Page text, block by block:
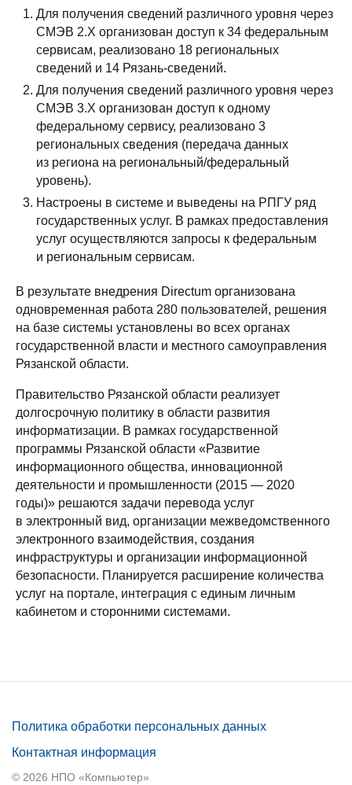
Для получения сведений различного уровня через
СМЭВ 2.X организован доступ к 34 федеральным
сервисам, реализовано 18 региональных
сведений и 14 Рязань-сведений.
Для получения сведений различного уровня через
СМЭВ 3.X организован доступ к одному
федеральному сервису, реализовано 3
региональных сведения (передача данных
из региона на региональный/федеральный
уровень).
Настроены в системе и выведены на РПГУ ряд
государственных услуг. В рамках предоставления
услуг осуществляются запросы к федеральным
и региональным сервисам.
В результате внедрения Directum организована
одновременная работа 280 пользователей, решения
на базе системы установлены во всех органах
государственной власти и местного самоуправления
Рязанской области.
Правительство Рязанской области реализует
долгосрочную политику в области развития
информатизации. В рамках государственной
программы Рязанской области «Развитие
информационного общества, инновационной
деятельности и промышленности (2015 — 2020
годы)» решаются задачи перевода услуг
в электронный вид, организации межведомственного
электронного взаимодействия, создания
инфраструктуры и организации информационной
безопасности. Планируется расширение количества
услуг на портале, интеграция с единым личным
кабинетом и сторонними системами.
Политика обработки персональных данных
Контактная информация
© 2026 НПО «Компьютер»